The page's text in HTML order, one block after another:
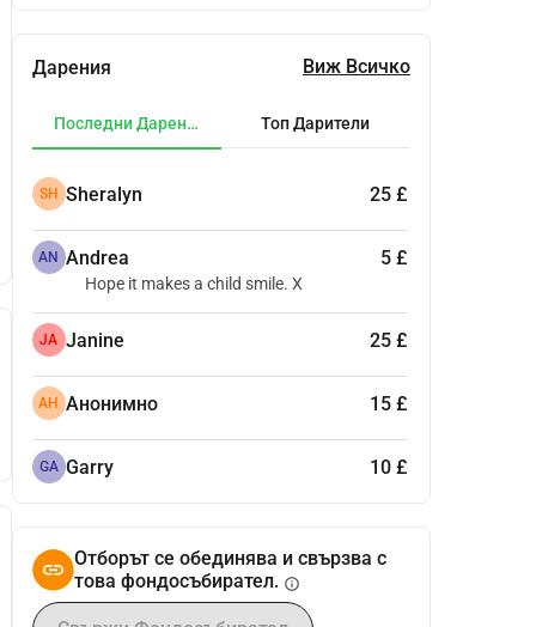
Дарения Виж Всичко
Последни Дарения Топ Дарители
SH Sheralyn 25 £
AN Andrea 5 £
Hope it makes a child smile. X
JA Janine 25 £
АН Анонимно 15 £
GA Garry 10 £
Отборът се обединява и свързва с
това фондосъбирател. info